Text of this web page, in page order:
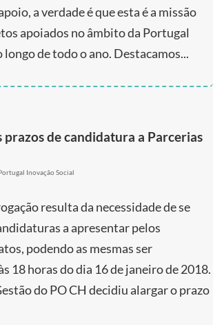
a verdade é que esta é a missão
apoiados no âmbito da Portugal
longo de todo o ano. Destacamos...
de candidatura a Parcerias
Inovação Social
resulta da necessidade de se
a apresentar pelos
podendo as mesmas ser
18 horas do dia 16 de janeiro de 2018.
do PO CH decidiu alargar o prazo